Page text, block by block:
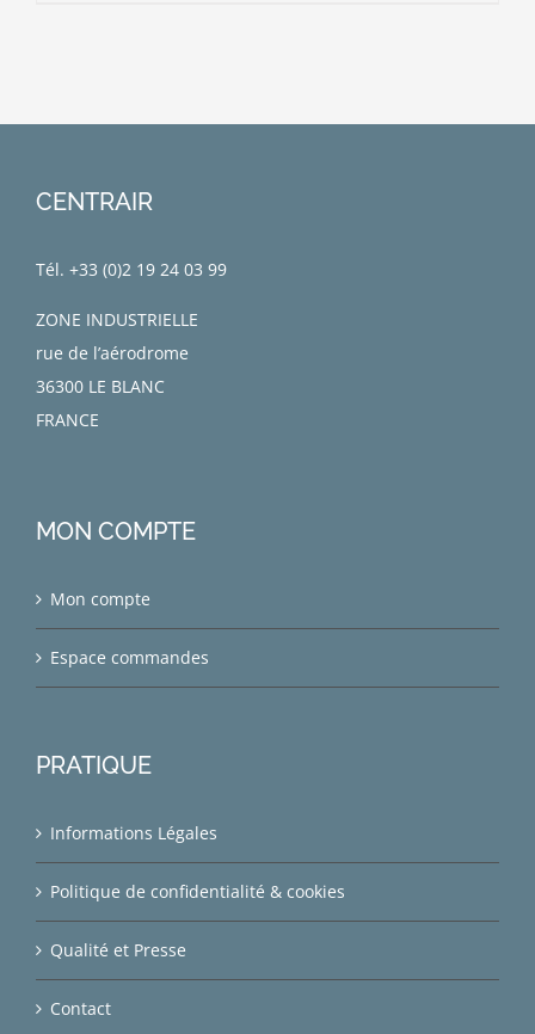
CENTRAIR
Tél. +33 (0)2 19 24 03 99
ZONE INDUSTRIELLE
rue de l’aérodrome
36300 LE BLANC
FRANCE
MON COMPTE
Mon compte
Espace commandes
PRATIQUE
Informations Légales
Politique de confidentialité & cookies
Qualité et Presse
Contact